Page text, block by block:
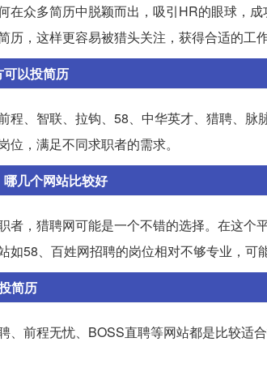
在众多简历中脱颖而出，吸引HR的眼球，
历，这样更容易被猎头关注，获得合适的工作
以投简历
程、智联、拉钩、58、中华英才、猎聘、
位，满足不同求职者的需求。
几个网站比较好
者，猎聘网可能是一个不错的选择。在这
如58、百姓网招聘的岗位相对不够专业，可
简历
、前程无忧、BOSS直聘等网站都是比较适